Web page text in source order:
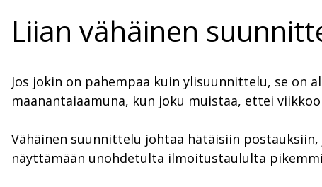
Liian vähäinen
Jos jokin on pahempaa kuin ylisuunnittelu, se on
maanantaiaamuna, kun joku muistaa, ettei
Vähäinen suunnittelu johtaa hätäisiin
näyttämään unohdetulta ilmoitustaululta